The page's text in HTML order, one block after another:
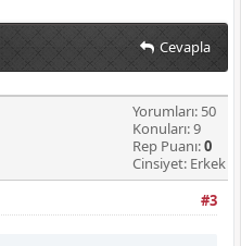
Cevapla
Yorumları: 50
Konuları: 9
Rep Puanı:0
Cinsiyet: Erkek
#3